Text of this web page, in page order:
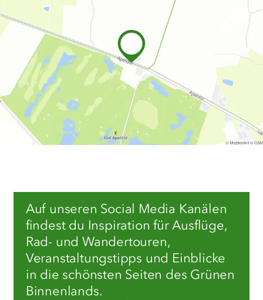
Auf unseren Social Media Kanälen
findest du Inspiration für Ausflüge,
Rad- und Wandertouren,
Veranstaltungstipps und Einblicke
in die schönsten Seiten des Grünen
Binnenlands.